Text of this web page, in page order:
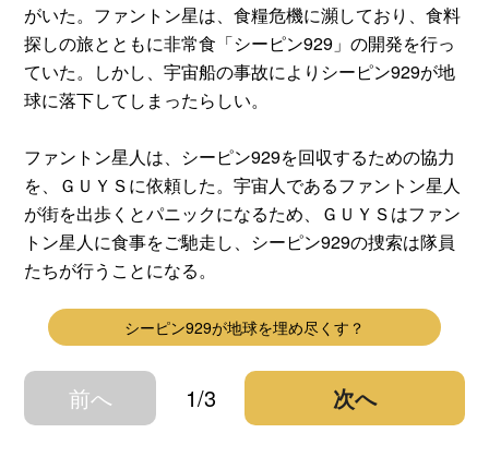
がいた。ファントン星は、食糧危機に瀕しており、食料
探しの旅とともに非常食「シーピン929」の開発を行っ
ていた。しかし、宇宙船の事故によりシーピン929が地
球に落下してしまったらしい。
ファントン星人は、シーピン929を回収するための協力
を、ＧＵＹＳに依頼した。宇宙人であるファントン星人
が街を出歩くとパニックになるため、ＧＵＹＳはファン
トン星人に食事をご馳走し、シーピン929の捜索は隊員
たちが行うことになる。
シーピン929が地球を埋め尽くす？
前へ 1/3 次へ